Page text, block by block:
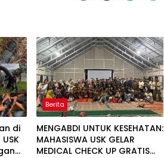
di
Berita
MENGABDI UNTUK KESEHATAN:
MAHASISWA USK GELAR
MEDICAL CHECK UP GRATIS